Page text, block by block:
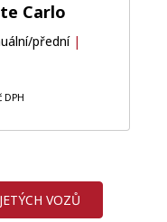
Carlo
přední |
DPH
VOZŮ